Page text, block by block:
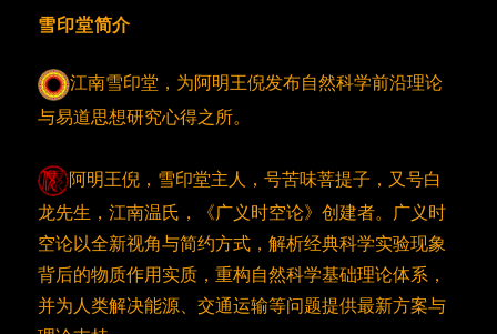
雪印堂简介
江南雪印堂，为阿明王倪发布自然科学前沿理论
与易道思想研究心得之所。
阿明王倪，雪印堂主人，号苦味菩提子，又号白
龙先生，江南温氏，《广义时空论》创建者。广义时
空论以全新视角与简约方式，解析经典科学实验现象
背后的物质作用实质，重构自然科学基础理论体系，
并为人类解决能源、交通运输等问题提供最新方案与